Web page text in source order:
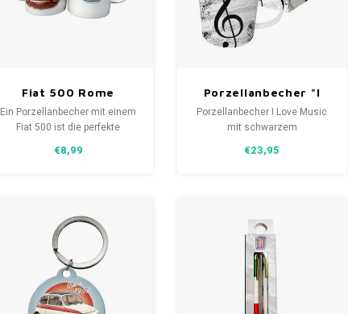
Fiat 500 Rome
Porzellanbecher
Ein Porzellanbecher mit einem
Fiat 500 ist die perfekte
Tee/Kaffee zu genießen. Ein
fügen Sie einen Hauch von
Originalität auf dem
Frühstückstisch
€8,99
Porzellanbecher "I
love Music" mit
Musikschlüssel
Porzellanbecher I Love Music
mit schwarzem
rechteckiger geschenkbox
€23,95